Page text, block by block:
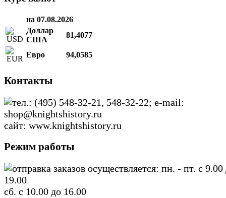
на 07.08.2026
Доллар
США
81,4077
Евро 94,0585
Контакты
тел.: (495) 548-32-21, 548-32-22; e-mail:
shop@knightshistory.ru
сайт: www.knightshistory.ru
Режим работы
отправка заказов осуществляется: пн. - пт. с 9.00
19.00
сб. с 10.00 до 16.00